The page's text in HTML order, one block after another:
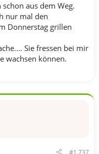
aus dem Weg.
nur mal den
Donnerstag grillen
Sie fressen bei mir
wachsen können.
#1.737